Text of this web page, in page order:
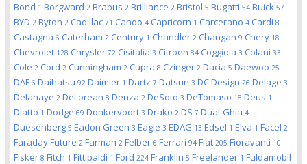
Bond 1 Borgward 2 Brabus 2 Brilliance 2 Bristol 5 Bugatti 54 Buick 57
BYD 2 Byton 2 Cadillac 71 Canoo 4 Capricorn 1 Carcerano 4 Cardi 8
Castagna 6 Caterham 2 Century 1 Chandler 2 Changan 9 Chery 18
Chevrolet 128 Chrysler 72 Cisitalia 3 Citroen 84 Coggiola 3 Colani 33
Cole 2 Cord 2 Cunningham 2 Cupra 8 Czinger 2 Dacia 5 Daewoo 25
DAF 6 Daihatsu 92 Daimler 1 Dartz 7 Datsun 3 DC Design 26 Delage 3
Delahaye 2 DeLorean 8 Denza 2 DeSoto 3 DeTomaso 18 Deus 1
Diatto 1 Dodge 69 Donkervoort 3 Drako 2 DS 7 Dual-Ghia 4
Duesenberg 5 Eadon Green 3 Eagle 3 EDAG 13 Edsel 1 Elva 1 Facel 2
Faraday Future 2 Farman 2 Felber 6 Ferrari 94 Fiat 205 Fioravanti 10
Fisker 8 Fitch 1 Fittipaldi 1 Ford 224 Franklin 5 Freelander 1 Fuldamobil